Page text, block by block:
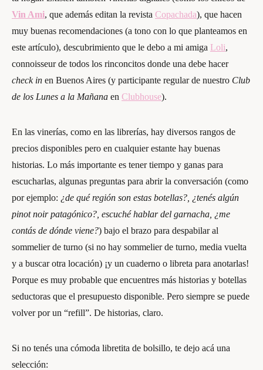
Vin Ami, que además editan la revista Copachada), que hacen
muy buenas recomendaciones (a tono con lo que planteamos en
este artículo), descubrimiento que le debo a mi amiga Loli,
connoisseur de todos los rinconcitos donde una debe hacer
check in en Buenos Aires (y participante regular de nuestro Club
de los Lunes a la Mañana en Clubhouse).
En las vinerías, como en las librerías, hay diversos rangos de
precios disponibles pero en cualquier estante hay buenas
historias. Lo más importante es tener tiempo y ganas para
escucharlas, algunas preguntas para abrir la conversación (como
por ejemplo: ¿de qué región son estas botellas?, ¿tenés algún
pinot noir patagónico?, escuché hablar del garnacha, ¿me
contás de dónde viene?) bajo el brazo para despabilar al
sommelier de turno (si no hay sommelier de turno, media vuelta
y a buscar otra locación) ¡y un cuaderno o libreta para anotarlas!
Porque es muy probable que encuentres más historias y botellas
seductoras que el presupuesto disponible. Pero siempre se puede
volver por un “refill”. De historias, claro.
Si no tenés una cómoda libretita de bolsillo, te dejo acá una
selección: